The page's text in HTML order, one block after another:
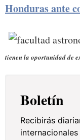
Honduras ante
tienen la oportunidad de
Boletín
Recibirás